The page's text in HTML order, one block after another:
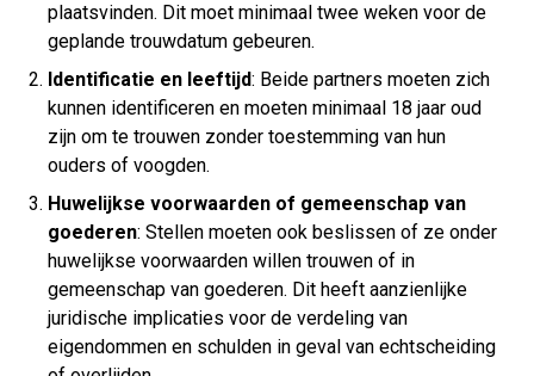
plaatsvinden. Dit moet minimaal twee weken voor de
geplande trouwdatum gebeuren.
Identificatie en leeftijd: Beide partners moeten zich
kunnen identificeren en moeten minimaal 18 jaar oud
zijn om te trouwen zonder toestemming van hun
ouders of voogden.
Huwelijkse voorwaarden of gemeenschap van
goederen: Stellen moeten ook beslissen of ze onder
huwelijkse voorwaarden willen trouwen of in
gemeenschap van goederen. Dit heeft aanzienlijke
juridische implicaties voor de verdeling van
eigendommen en schulden in geval van echtscheiding